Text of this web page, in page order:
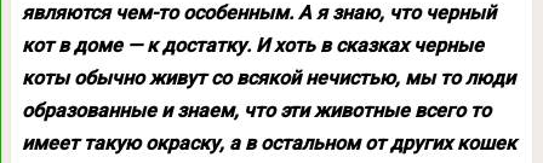
являются чем-то особенным. А я знаю, что черный
кот в доме — к достатку. И хоть в сказках черные
коты обычно живут со всякой нечистью, мы то люди
образованные и знаем, что эти животные всего то
имеет такую окраску, а в остальном от других кошек